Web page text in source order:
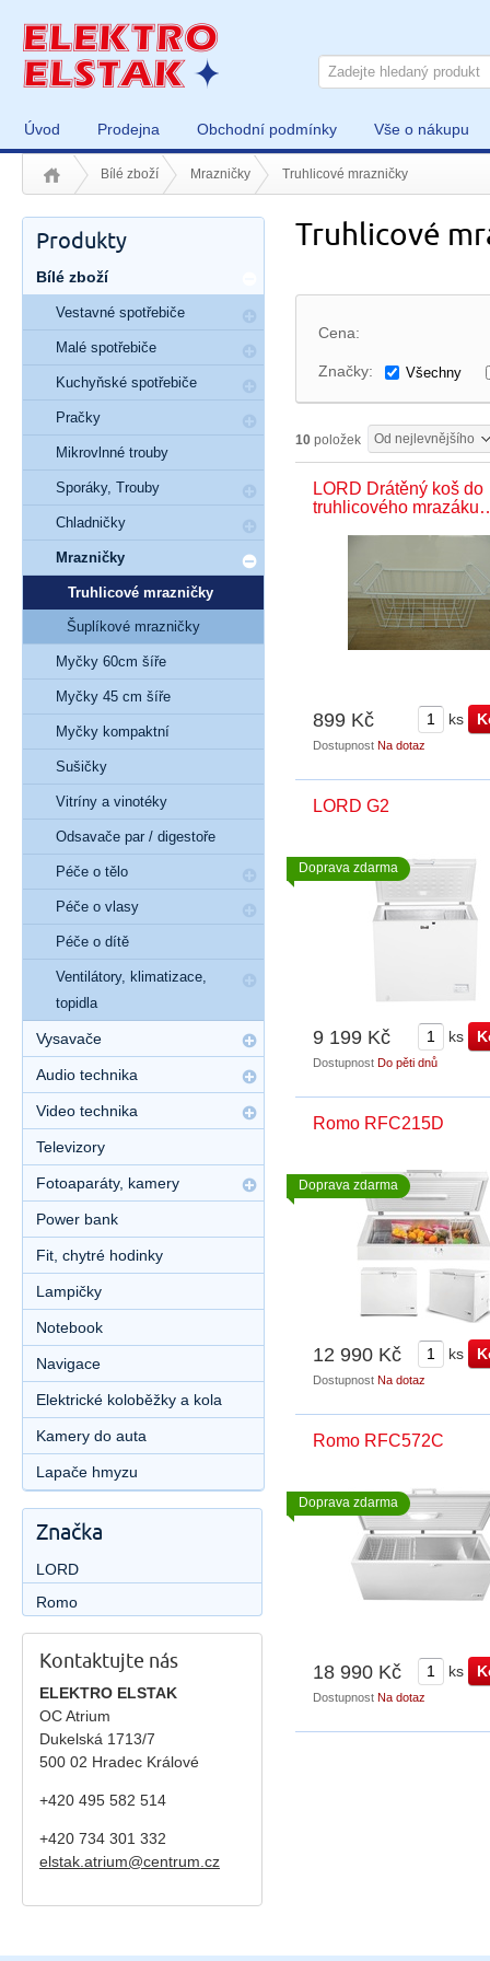
Úvod Prodejna Obchodní podmínky Vše o nákupu
Bílé zboží Mrazničky Truhlicové mrazničky
Truhlicové
Cena:
Značky: Všechny
10 položek Od nejlevnějšího
LORD Drátěný koš do
truhlicového
899 Kč ks
Dostupnost Na dotaz
LORD G2
9 199 Kč ks
Dostupnost Do pěti dnů
Doprava zdarma
Romo RFC215D
12 990 Kč ks
Dostupnost Na dotaz
Doprava zdarma
Romo RFC572C
18 990 Kč ks
Dostupnost Na dotaz
Doprava zdarma
Produkty
Bílé zboží
Vestavné spotřebiče
Malé spotřebiče
Kuchyňské spotřebiče
Pračky
Mikrovlnné trouby
Sporáky, Trouby
Chladničky
Mrazničky
Truhlicové mrazničky
Šuplíkové mrazničky
Myčky 60cm šíře
Myčky 45 cm šíře
Myčky kompaktní
Sušičky
Vitríny a vinotéky
Odsavače par / digestoře
Péče o tělo
Péče o vlasy
Péče o dítě
Ventilátory, klimatizace,
topidla
Vysavače
Audio technika
Video technika
Televizory
Fotoaparáty, kamery
Power bank
Fit, chytré hodinky
Lampičky
Notebook
Navigace
Elektrické koloběžky a kola
Kamery do auta
Lapače hmyzu
Značka
LORD
Romo
Kontaktujte nás
ELEKTRO ELSTAK
OC Atrium
Dukelská 1713/7
500 02 Hradec Králové
+420 495 582 514
+420 734 301 332
elstak.atrium@centrum.cz